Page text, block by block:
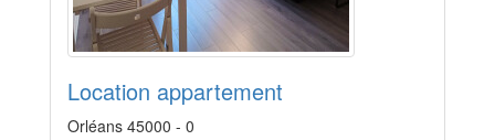
Location appartement
Orléans 45000 - 0